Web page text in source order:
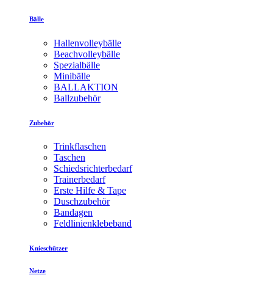
Bälle
Hallenvolleybälle
Beachvolleybälle
Spezialbälle
Minibälle
BALLAKTION
Ballzubehör
Zubehör
Trinkflaschen
Taschen
Schiedsrichterbedarf
Trainerbedarf
Erste Hilfe & Tape
Duschzubehör
Bandagen
Feldlinienklebeband
Knieschützer
Netze